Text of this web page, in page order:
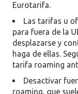
Eurotarifa.
Las tarifas u
para fuera de la
desplazarse y
haga de ellas.
tarifa roaming
Desactivar
roaming, que